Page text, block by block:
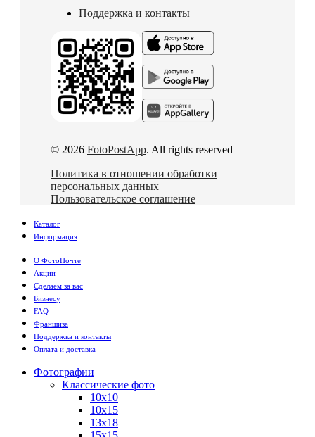
Поддержка и контакты
© 2026 FotoPostApp. All rights reserved
Политика в отношении обработки
персональных данных
Пользовательское соглашение
Каталог
Информация
О ФотоПочте
Акции
Сделаем за вас
Бизнесу
FAQ
Франшиза
Поддержка и контакты
Оплата и доставка
Фотографии
Классические фото
10х10
10х15
13х18